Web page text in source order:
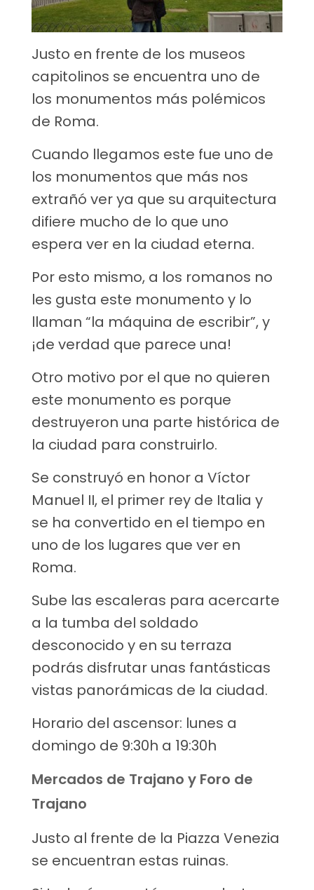
Justo en frente de los museos
capitolinos se encuentra uno de
los monumentos más polémicos
de Roma.
Cuando llegamos este fue uno de
los monumentos que más nos
extrañó ver ya que su arquitectura
difiere mucho de lo que uno
espera ver en la ciudad eterna.
Por esto mismo, a los romanos no
les gusta este monumento y lo
llaman “la máquina de escribir”, y
¡de verdad que parece una!
Otro motivo por el que no quieren
este monumento es porque
destruyeron una parte histórica de
la ciudad para construirlo.
Se construyó en honor a Víctor
Manuel II, el primer rey de Italia y
se ha convertido en el tiempo en
uno de los lugares que ver en
Roma.
Sube las escaleras para acercarte
a la tumba del soldado
desconocido y en su terraza
podrás disfrutar unas fantásticas
vistas panorámicas de la ciudad.
Horario del ascensor: lunes a
domingo de 9:30h a 19:30h
Mercados de Trajano y Foro de
Trajano
Justo al frente de la Piazza Venezia
se encuentran estas ruinas.